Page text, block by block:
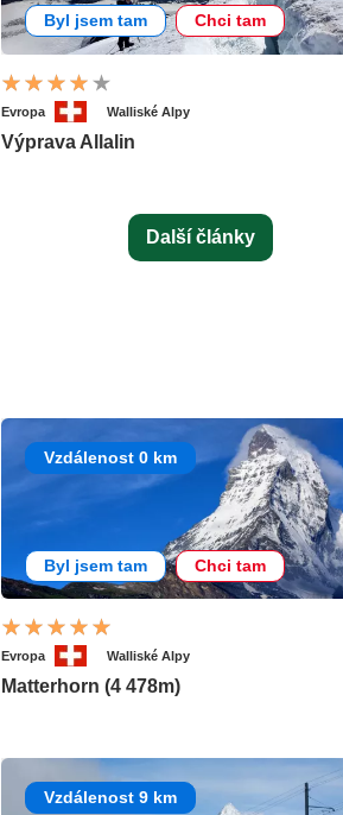
Byl jsem tam Chci tam
Evropa Walliské Alpy
Výprava Allalin
Další články
Vzdálenost 0 km
Byl jsem tam Chci tam
Evropa Walliské Alpy
Matterhorn (4 478m)
Vzdálenost 9 km